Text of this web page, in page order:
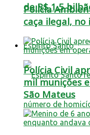
de R$ 1,5
Espírito Santo
Polícia
caça ilegal,
Polícia Civil
mil munições
São Mateus